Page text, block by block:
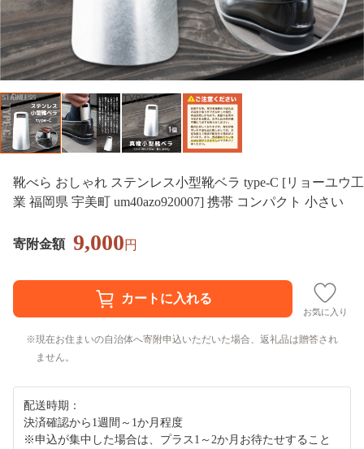
靴べら おしゃれ ステンレス小型靴ベラ type-C [リョーユウ工
業 福岡県 宇美町 um40azo920007] 携帯 コンパクト 小さい
寄附金額 9,000円
お気に入り
現在お住まいの自治体へ寄附申込いただいた場合、返礼品は贈答され
ません。
配送時期：
決済確認から1週間～1か月程度
※申込が集中した場合は、プラス1～2か月お待たせすること